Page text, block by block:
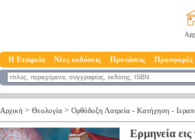
Η Εταιρεία Νέες εκδόσεις Προτάσεις Προσφορές
Αρχική > Θεολογία > Ορθόδοξη Λατρεία - Κατήχηση -
Ερμηνεία